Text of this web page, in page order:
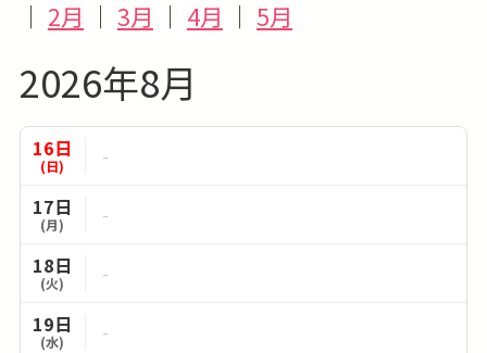
｜ 2月 ｜ 3月 ｜ 4月 ｜ 5月
2026年8月
16日
(日)
-
17日
(月)
-
18日
(火)
-
19日
(水)
-